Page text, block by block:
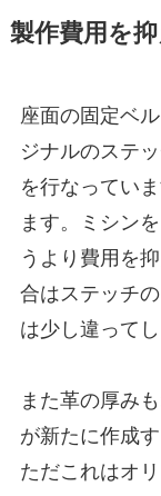
製作費用を抑
座面の固定ベ
ジナルのステ
を行なってい
ます。ミシン
うより費用を
合はステッチ
は少し違ってし
また革の厚み
が新たに作成
ただこれはオ